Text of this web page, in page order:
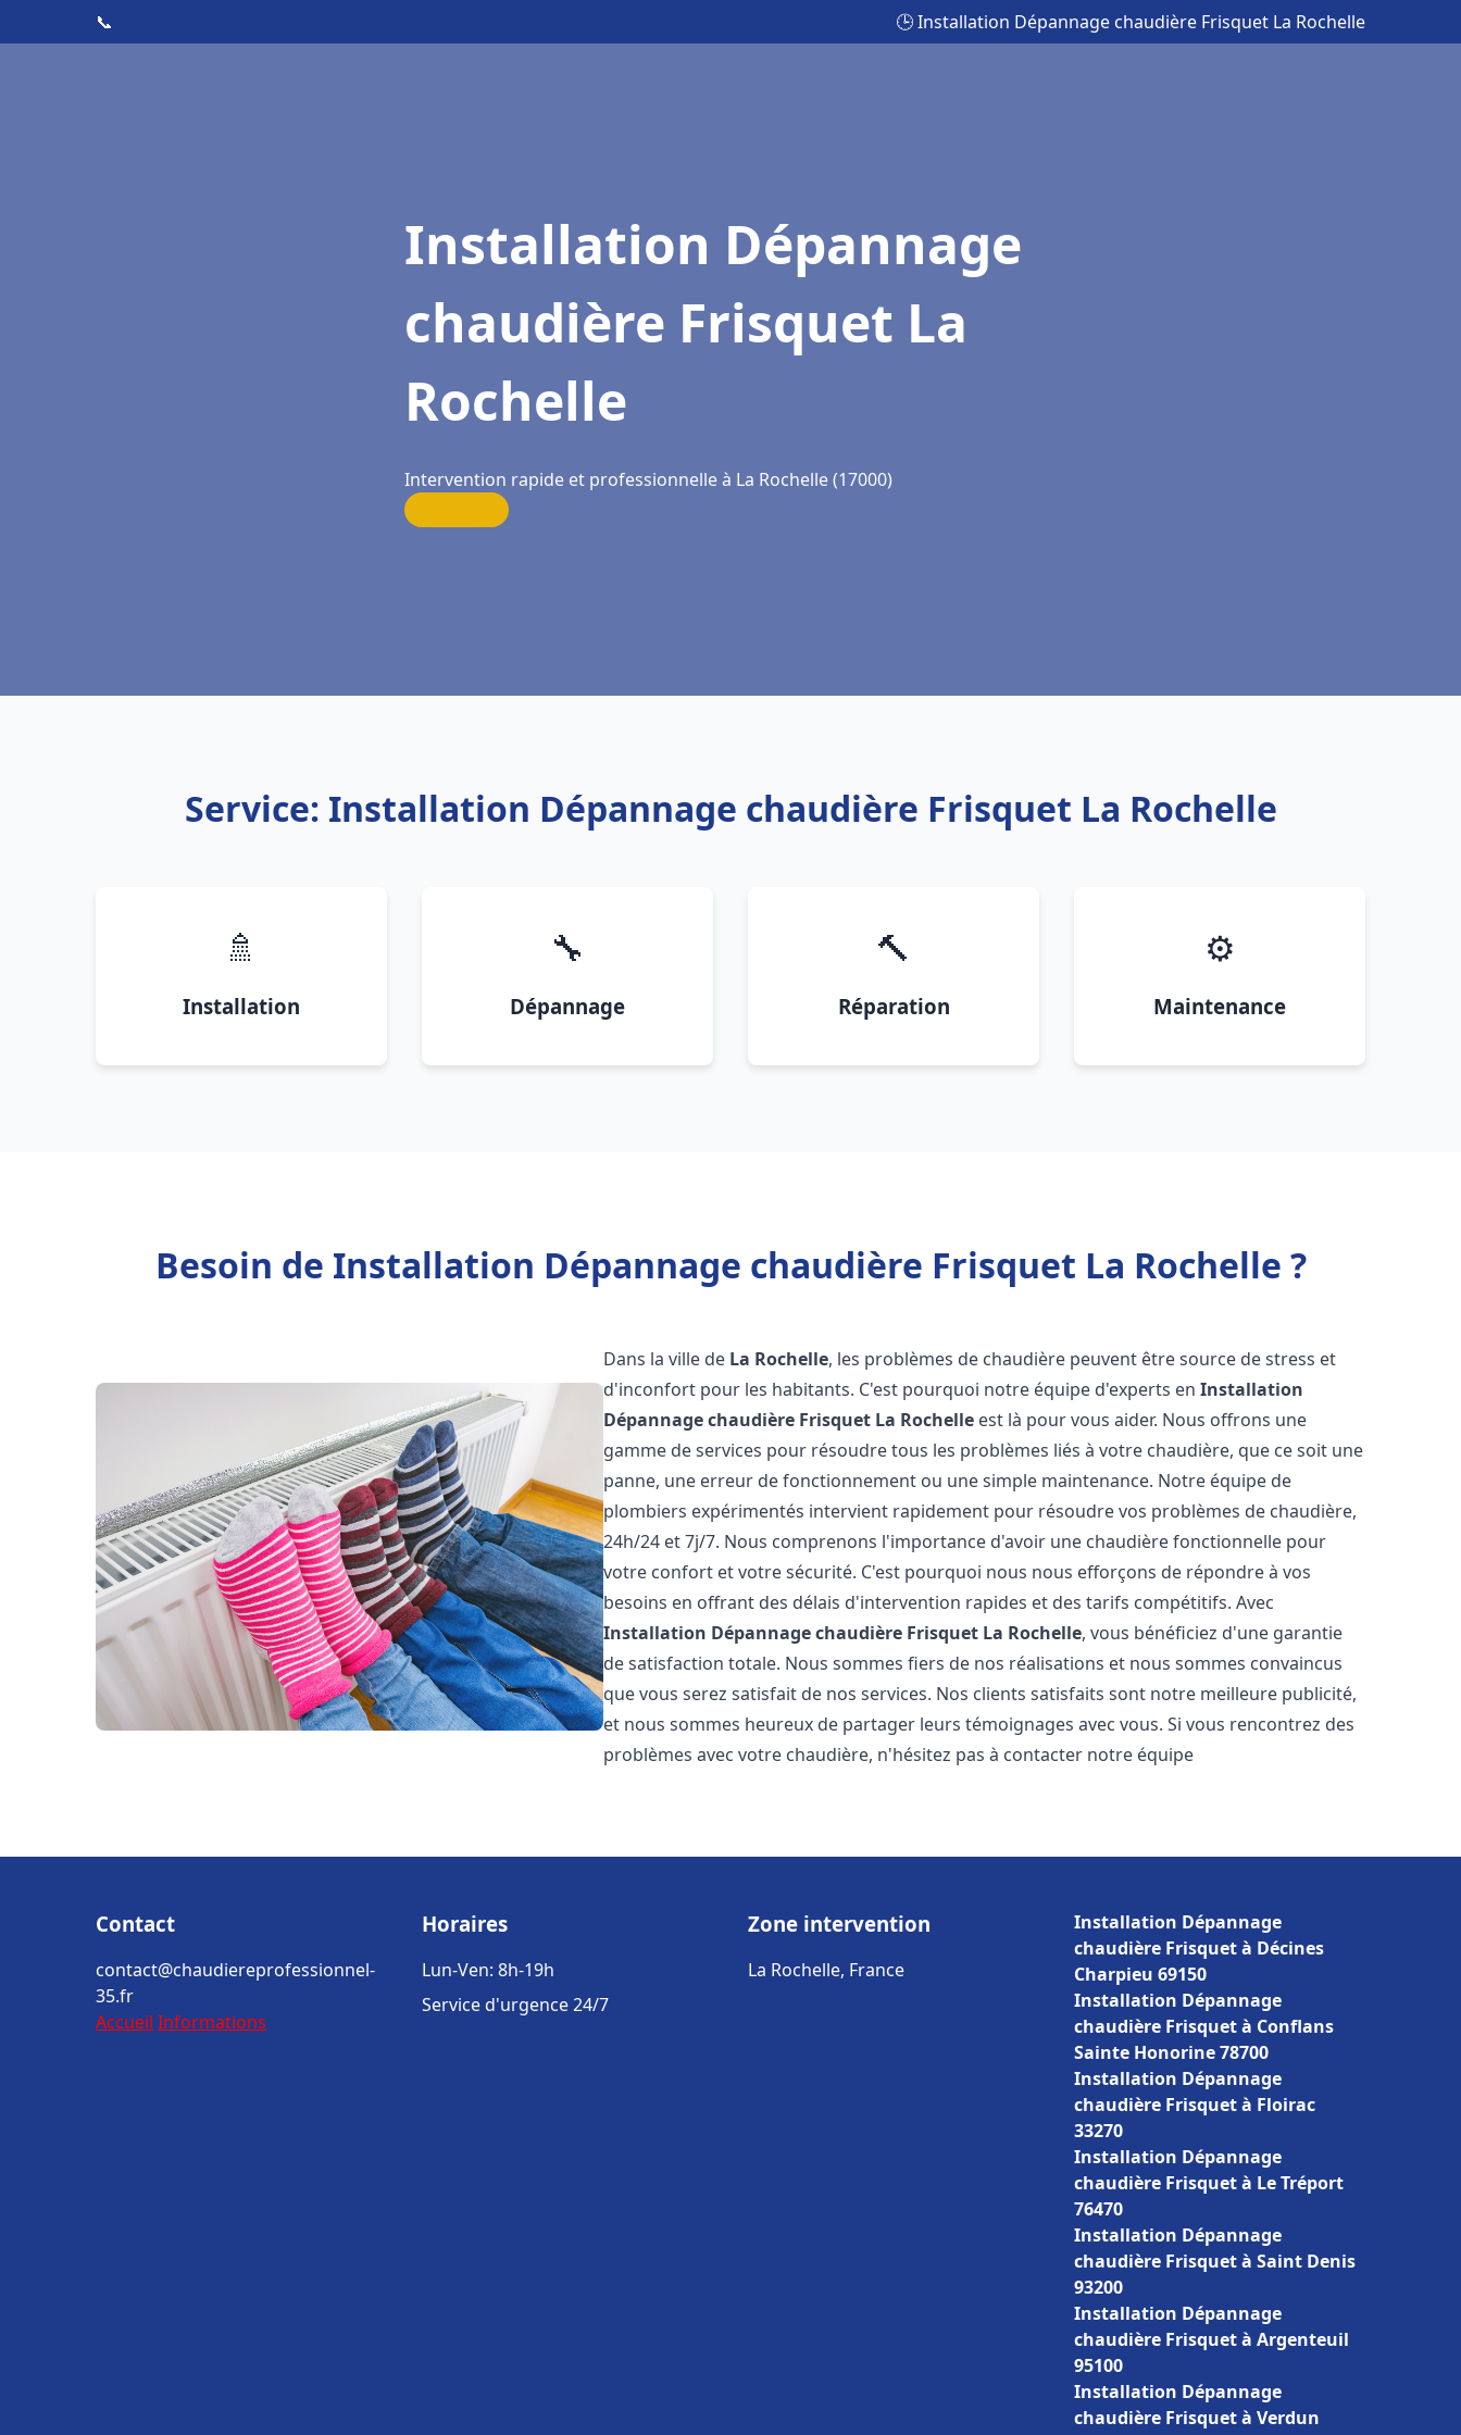
📞 🕒 Installation Dépannage chaudière Frisquet La Rochelle
Installation Dépannage
chaudière Frisquet La
Rochelle
Intervention rapide et professionnelle à La Rochelle (17000)
Service: Installation Dépannage chaudière Frisquet La Rochelle
🚿
Installation
🔧
Dépannage
🔨
Réparation
⚙️
Maintenance
Besoin de Installation Dépannage chaudière Frisquet La Rochelle ?
Dans la ville de La Rochelle, les problèmes de chaudière peuvent être source de stress et
d'inconfort pour les habitants. C'est pourquoi notre équipe d'experts enInstallation
Dépannage chaudière Frisquet La Rochelle est là pour vous aider. Nous offrons une
gamme de services pour résoudre tous les problèmes liés à votre chaudière, que ce soit une
panne, une erreur de fonctionnement ou une simple maintenance. Notre équipe de
plombiers expérimentés intervient rapidement pour résoudre vos problèmes de chaudière,
24h/24 et 7j/7. Nous comprenons l'importance d'avoir une chaudière fonctionnelle pour
votre confort et votre sécurité. C'est pourquoi nous nous efforçons de répondre à vos
besoins en offrant des délais d'intervention rapides et des tarifs compétitifs. Avec
Installation Dépannage chaudière Frisquet La Rochelle, vous bénéficiez d'une garantie
de satisfaction totale. Nous sommes fiers de nos réalisations et nous sommes convaincus
que vous serez satisfait de nos services. Nos clients satisfaits sont notre meilleure publicité,
et nous sommes heureux de partager leurs témoignages avec vous. Si vous rencontrez des
problèmes avec votre chaudière, n'hésitez pas à contacter notre équipe
Contact
contact@chaudiereprofessionnel-
35.fr
Accueil Informations
Horaires
Lun-Ven: 8h-19h
Service d'urgence 24/7
Zone intervention
La Rochelle, France
Installation Dépannage
chaudière Frisquet à Décines
Charpieu 69150
Installation Dépannage
chaudière Frisquet à Conflans
Sainte Honorine 78700
Installation Dépannage
chaudière Frisquet à Floirac
33270
Installation Dépannage
chaudière Frisquet à Le Tréport
76470
Installation Dépannage
chaudière Frisquet à Saint Denis
93200
Installation Dépannage
chaudière Frisquet à Argenteuil
95100
Installation Dépannage
chaudière Frisquet à Verdun